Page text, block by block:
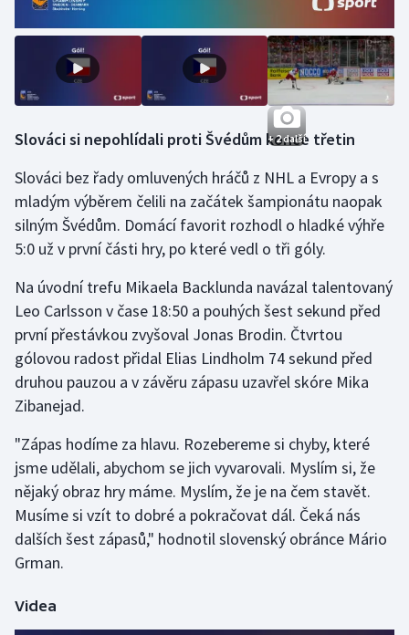
Motorsport
Olympijské hry
Parasport
Plavání
Plážový volejbal
Ragby
Rychlostní kanoistika
Short track
Sportovní střelba
Stolní tenis
Triatlon
Veslování
Volejbal
+ 2 další
Slováci si nepohlídali proti Švédům konce třetin
Slováci bez řady omluvených hráčů z NHL a Evropy a s
mladým výběrem čelili na začátek šampionátu naopak
silným Švédům. Domácí favorit rozhodl o hladké výhře
5:0 už v první části hry, po které vedl o tři góly.
Na úvodní trefu Mikaela Backlunda navázal talentovaný
Leo Carlsson v čase 18:50 a pouhých šest sekund před
první přestávkou zvyšoval Jonas Brodin. Čtvrtou
gólovou radost přidal Elias Lindholm 74 sekund před
druhou pauzou a v závěru zápasu uzavřel skóre Mika
Zibanejad.
"Zápas hodíme za hlavu. Rozebereme si chyby, které
jsme udělali, abychom se jich vyvarovali. Myslím si, že
nějaký obraz hry máme. Myslím, že je na čem stavět.
Musíme si vzít to dobré a pokračovat dál. Čeká nás
dalších šest zápasů," hodnotil slovenský obránce Mário
Grman.
Videa